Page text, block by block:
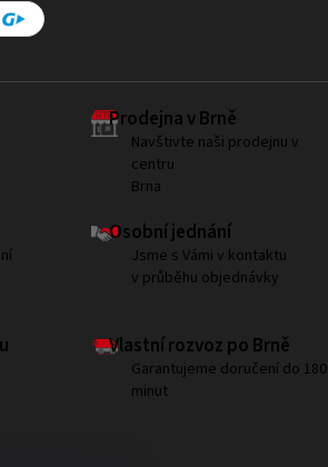
Prodejna v Brně
Navštivte naši prodejnu v
centru
Brna
Osobní jednání
Jsme s Vámi v kontaktu
v průběhu objednávky
Vlastní rozvoz po Brně
Garantujeme doručení do 180
minut